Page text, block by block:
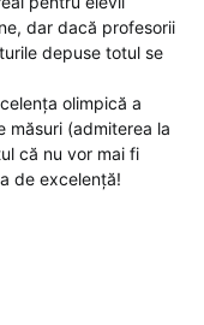
dar dacă profesorii
depuse totul se
olimpică a
măsuri (admiterea la
că nu vor mai fi
de excelență!